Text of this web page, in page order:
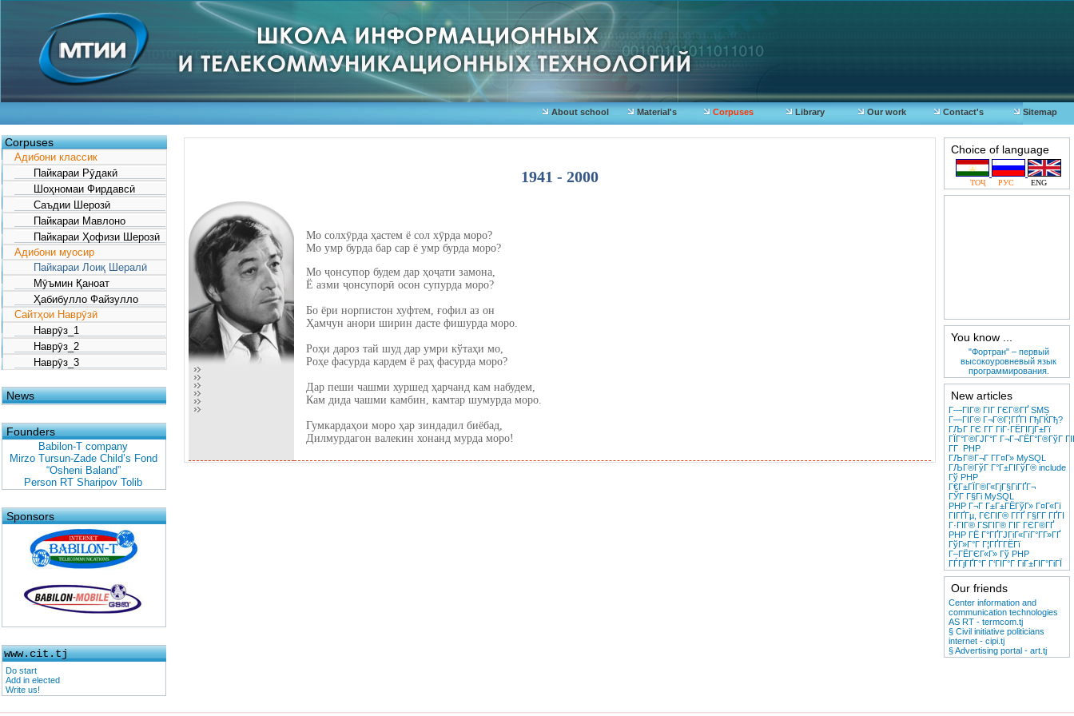
Sitemap
Contact's
Our work
Library
Corpuses
Material's
About school
Corpuses
Адибони классик
Пайкараи Рӯдакӣ
Шоҳномаи Фирдавсӣ
Саъдии Шерозӣ
Пайкараи Мавлоно
Пайкараи Ҳофизи Шерозӣ
Адибони муосир
Пайкараи Лоиқ Шералӣ
Мӯъмин Қаноат
Ҳабибулло Файзулло
Сайтҳои Наврӯзӣ
Наврӯз_1
Наврӯз_2
Наврӯз_3
News
Founders
Babilon-T company
Mirzo Tursun-Zade Child’s Fond
“Osheni Baland”
Person RT Sharipov Tolib
Sponsors
www.cit.tj
Do start
Add in elected
Write us!
1941 - 2000
Мо солхӯрда ҳастем ё сол хӯрда моро?
Мо умр бурда бар сар ё умр бурда моро?
Мо ҷонсупор будем дар ҳоҷати замона,
Ё азми ҷонсупорӣ осон супурда моро?
Бо ёри норпистон хуфтем, ғофил аз он
Ҳамчун анори ширин дасте фишурда моро.
Роҳи дароз тай шуд дар умри кўтаҳи мо,
Роҳе фасурда кардем ё раҳ фасурда моро?
Дар пеши чашми хуршед ҳарчанд кам набудем,
Кам дида чашми камбин, камтар шумурда моро.
Гумкардаҳои моро ҳар зиндадил биёбад,
Дилмурдагон валекин хонанд мурда моро!
Choice of language
ТОҶ РУС ENG
You know ...
"Фортран" – первый
высокоуровневый язык
программирования.
New articles
Г—ГІГ® ГІГ ГЄГ®ГҐ SMS
Г—ГІГ® Г¬Г®Г¦ГҐГІ ГђГЌГђ?
ГЉГ ГЄ Г­Г ГіГ·ГЁГІГјГ±Гї
ГЇГ°Г®ГЈГ°Г Г¬Г¬ГЁГ°Г®ГўГ
Г­Г PHP
ГЉГ®Г¬Г Г­Г¤Г» MySQL
ГЉГ®ГўГ Г°Г±ГІГўГ® include
Гў PHP
Г€Г±ГЇГ®Г«ГјГ§ГіГҐГ¬
ГЎГ Г§Гі MySQL
PHP Г¬Г Г±Г±ГЁГўГ» Г¤Г«Гї
ГІГҐГµ, ГЄГІГ® Г­ГҐ Г§Г­Г ГҐГІ
Г·ГІГ® ГЅГІГ® ГІГ ГЄГ®ГҐ
PHP ГЁ Г°ГҐГЈГіГ«ГїГ°Г­Г»ГҐ
ГўГ»Г°Г Г¦ГҐГ­ГЁГї
Г–ГЁГЄГ«Г» Гў PHP
ГЃГјГҐГ°Г­ Г‘ГІГ°Г ГіГ±ГІГ°ГіГЇ
Our friends
Center information and
communication technologies
AS RT - termcom.tj
§ Civil initiative politicians
internet - cipi.tj
§ Advertising portal - art.tj